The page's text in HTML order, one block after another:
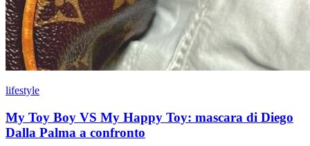
lifestyle
My Toy Boy VS My Happy Toy: mascara di Diego
Dalla Palma a confronto